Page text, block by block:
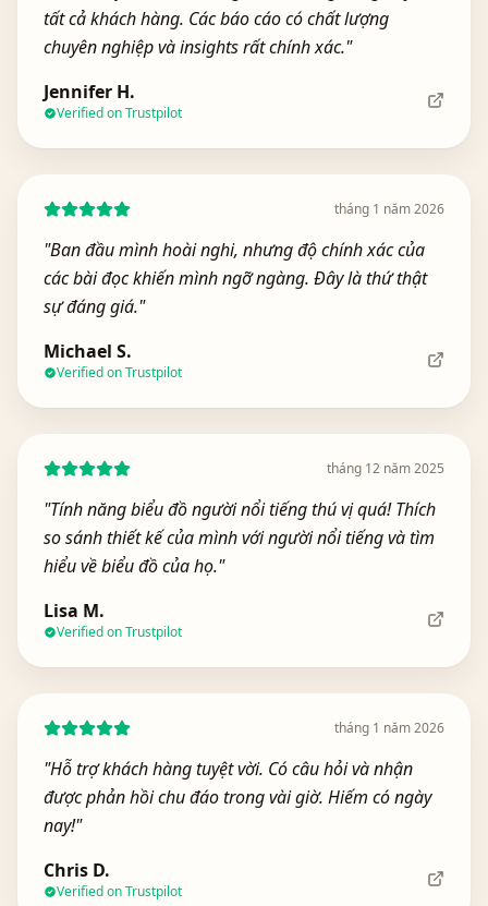
tất cả khách hàng. Các báo cáo có chất lượng
chuyên nghiệp và insights rất chính xác."
Jennifer H.
Verified on Trustpilot
tháng 1 năm 2026
"Ban đầu mình hoài nghi, nhưng độ chính xác của
các bài đọc khiến mình ngỡ ngàng. Đây là thứ thật
sự đáng giá."
Michael S.
Verified on Trustpilot
tháng 12 năm 2025
"Tính năng biểu đồ người nổi tiếng thú vị quá! Thích
so sánh thiết kế của mình với người nổi tiếng và tìm
hiểu về biểu đồ của họ."
Lisa M.
Verified on Trustpilot
tháng 1 năm 2026
"Hỗ trợ khách hàng tuyệt vời. Có câu hỏi và nhận
được phản hồi chu đáo trong vài giờ. Hiếm có ngày
nay!"
Chris D.
Verified on Trustpilot